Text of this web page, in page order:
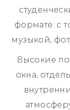
формате: с
музыкой,
Высокие
окна,